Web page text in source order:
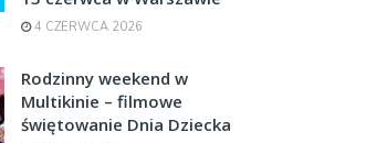
4 CZERWCA 2026
Rodzinny weekend w
Multikinie – filmowe
świętowanie Dnia Dziecka